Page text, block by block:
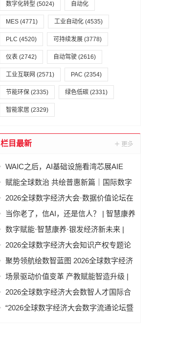
数字化转型 (5024) 自动化
MES (4771) 工业自动化 (4535)
PLC (4520) 可持续发展 (3778)
仪表 (2742) 自动驾驶 (2616)
工业互联网 (2571) PAC (2354)
节能环保 (2335) 绿色低碳 (2331)
智能家居 (2329)
栏目最新
WAIC之后，AI基础设施看湾芯展AIE
赋能全球数治 共绘普惠新篇｜国际数字
经济治理与领军人才能力建设项目（第
2026全球数字经济大会·数据价值论坛在
北京隆重举行
当你老了，信AI，还是信人？ | 智慧康养
论坛上，这个问题激辩了数个小时
数字赋能·智慧康养·银发经济新未来 |
2026全球数字经济大会—智慧康养产业
2026全球数字经济大会知识产权专题论
坛 “知识产权赋能新质生产力发展” 成功
聚势领航绘数智蓝图 2026全球数字经济
大会物联网与智慧城市专题论坛成功举
场景驱动价值变革 产教赋能智造升级 |
2026全球数字经济大会AI+制造场景落地
2026全球数字经济大会数智人才国际合
作论坛在京举办
“2026全球数字经济大会数字流通论坛暨